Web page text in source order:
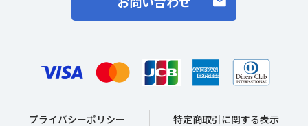
プライバシーポリシー 特定商取引に関する表示